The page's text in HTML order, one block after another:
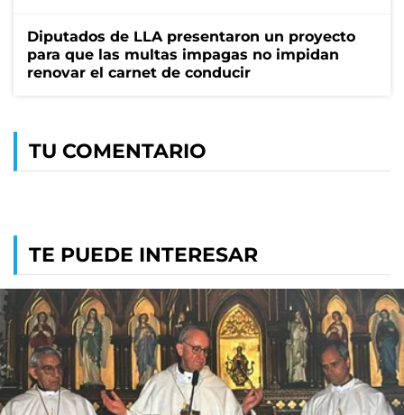
Diputados de LLA presentaron un proyecto
para que las multas impagas no impidan
renovar el carnet de conducir
TU COMENTARIO
TE PUEDE INTERESAR